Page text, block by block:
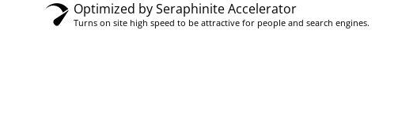
Optimized by Seraphinite Accelerator
Turns on site high speed to be attractive for people and search engines.